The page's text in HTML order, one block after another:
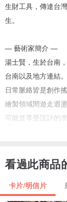
生財工具，傳達台
生。
— 藝術家簡介 —
湯士賢，生於台南
台南以及地方連結。
日常脈絡皆是創作
繪製領域間遊走迴
可能並享受設計的求
｜規格｜
看過此商品
卡片/明信片